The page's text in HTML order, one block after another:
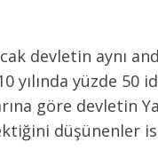
devletin aynı
yılında yüzde 50
göre devletin
düşünenler